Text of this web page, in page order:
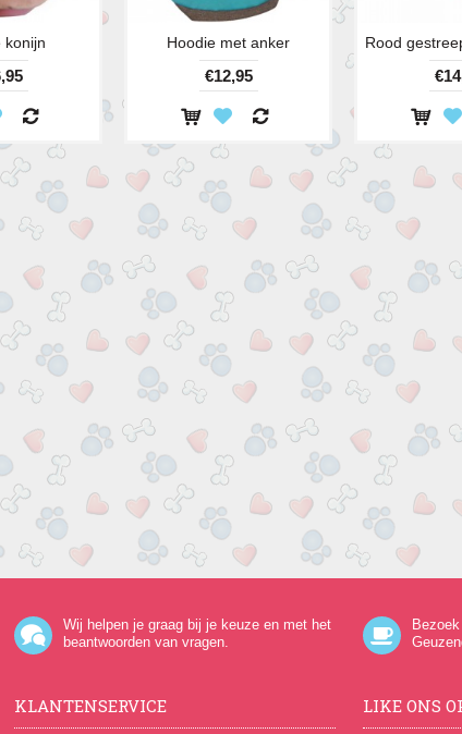
konijn Hoodie met anker
€12,95
Wij helpen je graag bij je keuze en met het
beantwoorden van vragen.
KLANTENSERVICE LIKE ONS